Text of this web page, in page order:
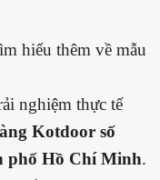
hiểu thêm về mẫu
nghiệm thực tế
Kotdoor số
phố Hồ Chí Minh.